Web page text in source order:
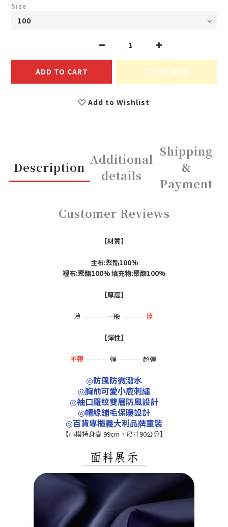
Size
ADD TO CART BUY NOW
Add to Wishlist
Description
Additional
details
Shipping
&
Payment
Customer Reviews
【材質】
主布:聚酯100%
裡布:聚酯100% 填充物:聚酯100%
【厚度】
薄 -------- 一般 -------- 厚
【彈性】
不彈 -------- 彈 -------- 超彈
◎防風防微潑水
◎胸前可愛小鹿刺繡
◎袖口羅紋雙層防風設計
◎帽緣鋪毛保暖設計
◎百貨專櫃義大利品牌童裝
【小模特身高 99cm，尺寸90公分】